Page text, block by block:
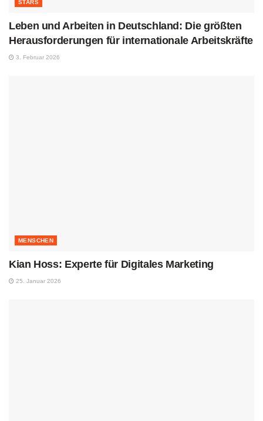
STARS
Leben und Arbeiten in Deutschland: Die größten
Herausforderungen für internationale Arbeitskräfte
3. Februar 2026
MENSCHEN
Kian Hoss: Experte für Digitales Marketing
25. Januar 2026